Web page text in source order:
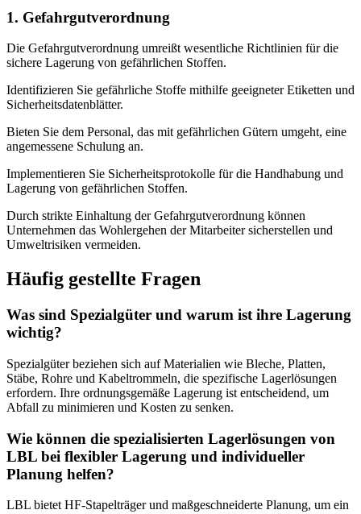
1. Gefahrgutverordnung
Die Gefahrgutverordnung umreißt wesentliche Richtlinien für die
sichere Lagerung von gefährlichen Stoffen.
Identifizieren Sie gefährliche Stoffe mithilfe geeigneter Etiketten und
Sicherheitsdatenblätter.
Bieten Sie dem Personal, das mit gefährlichen Gütern umgeht, eine
angemessene Schulung an.
Implementieren Sie Sicherheitsprotokolle für die Handhabung und
Lagerung von gefährlichen Stoffen.
Durch strikte Einhaltung der Gefahrgutverordnung können
Unternehmen das Wohlergehen der Mitarbeiter sicherstellen und
Umweltrisiken vermeiden.
Häufig gestellte Fragen
Was sind Spezialgüter und warum ist ihre Lagerung
wichtig?
Spezialgüter beziehen sich auf Materialien wie Bleche, Platten,
Stäbe, Rohre und Kabeltrommeln, die spezifische Lagerlösungen
erfordern. Ihre ordnungsgemäße Lagerung ist entscheidend, um
Abfall zu minimieren und Kosten zu senken.
Wie können die spezialisierten Lagerlösungen von
LBL bei flexibler Lagerung und individueller
Planung helfen?
LBL bietet HF-Stapelträger und maßgeschneiderte Planung, um ein